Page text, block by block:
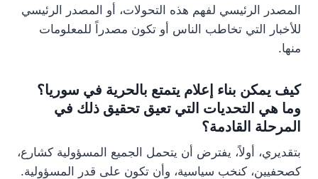
المصدر الرئيسي لفهم هذه التحولات، أو المصدر الرئيسي
للأخبار التي تخاطب الناس أو تكون مصدراً للمعلومات
منها.
كيف يمكن بناء إعلام يتمتع بالحرية في سوريا؟
وما هي التحديات التي تعيق تحقيق ذلك في
المرحلة القادمة؟
بتقديري، أولاً، يفترض أن يتحمل الجميع المسؤولية كشارع،
كصحفيين، كنخب سياسية، وأن تكون على قدر المسؤولية.